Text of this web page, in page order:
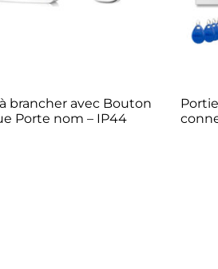
brancher avec Bouton
Porte nom – IP44